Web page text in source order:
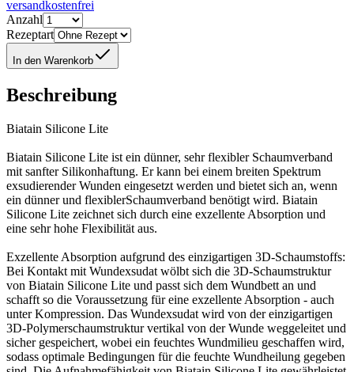
versandkostenfrei
Anzahl
Rezeptart
In den Warenkorb
Beschreibung
Biatain Silicone Lite
Biatain Silicone Lite ist ein dünner, sehr flexibler Schaumverband
mit sanfter Silikonhaftung. Er kann bei einem breiten Spektrum
exsudierender Wunden eingesetzt werden und bietet sich an, wenn
ein dünner und flexiblerSchaumverband benötigt wird. Biatain
Silicone Lite zeichnet sich durch eine exzellente Absorption und
eine sehr hohe Flexibilität aus.
Exzellente Absorption aufgrund des einzigartigen 3D-Schaumstoffs:
Bei Kontakt mit Wundexsudat wölbt sich die 3D-Schaumstruktur
von Biatain Silicone Lite und passt sich dem Wundbett an und
schafft so die Voraussetzung für eine exzellente Absorption - auch
unter Kompression. Das Wundexsudat wird von der einzigartigen
3D-Polymerschaumstruktur vertikal von der Wunde weggeleitet und
sicher gespeichert, wobei ein feuchtes Wundmilieu geschaffen wird,
sodass optimale Bedingungen für die feuchte Wundheilung gegeben